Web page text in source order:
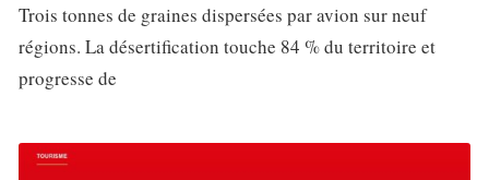
Trois tonnes de graines dispersées par avion sur neuf
régions. La désertification touche 84 % du territoire et
progresse de